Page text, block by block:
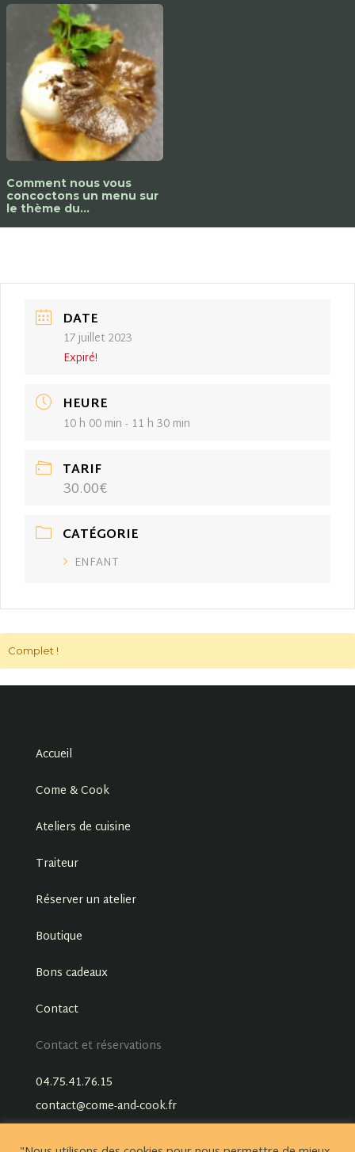
Comment nous vous
concoctons un menu sur
le thème du…
DATE
17 juillet 2023
Expiré!
HEURE
10 h 00 min - 11 h 30 min
TARIF
30.00€
CATÉGORIE
ENFANT
Complet !
Accueil
Come & Cook
Ateliers de cuisine
Traiteur
Réserver un atelier
Boutique
Bons cadeaux
Contact
Contact et réservations
04.75.41.76.15
contact@come-and-cook.fr